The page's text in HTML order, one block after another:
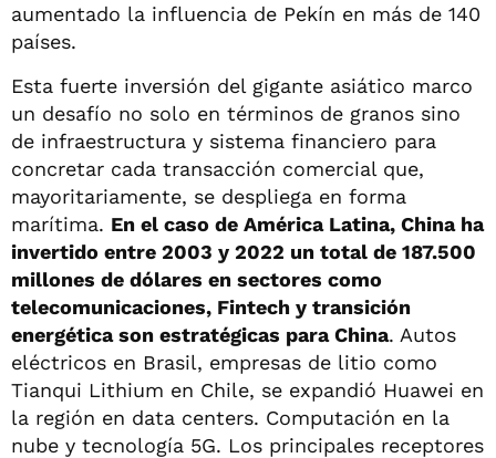
aumentado la influencia de Pekín en más de 140
países.
Esta fuerte inversión del gigante asiático marco
un desafío no solo en términos de granos sino
de infraestructura y sistema financiero para
concretar cada transacción comercial que,
mayoritariamente, se despliega en forma
marítima. En el caso de América Latina, China ha
invertido entre 2003 y 2022 un total de 187.500
millones de dólares en sectores como
telecomunicaciones, Fintech y transición
energética son estratégicas para China. Autos
eléctricos en Brasil, empresas de litio como
Tianqui Lithium en Chile, se expandió Huawei en
la región en data centers. Computación en la
nube y tecnología 5G. Los principales receptores